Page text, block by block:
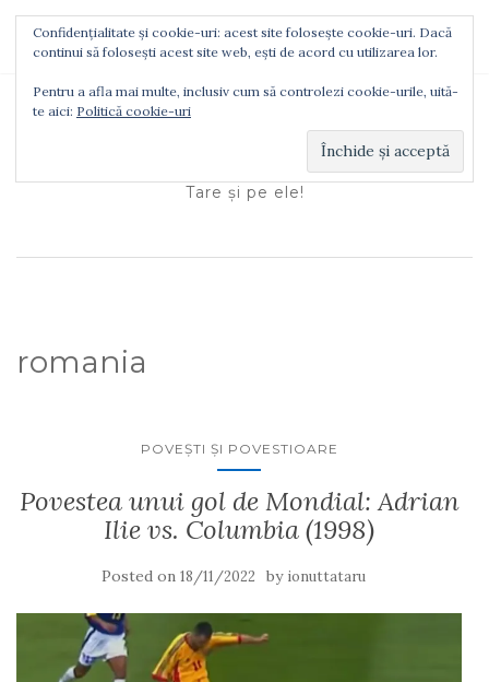
TOGGLE NAVIGATION
Ionuţ Tătaru
Tare şi pe ele!
romania
POVEŞTI ŞI POVESTIOARE
Povestea unui gol de Mondial: Adrian
Ilie vs. Columbia (1998)
Posted on 18/11/2022 by ionuttataru
Confidențialitate și cookie-uri: acest site folosește cookie-uri. Dacă
continui să folosești acest site web, ești de acord cu utilizarea lor.
Pentru a afla mai multe, inclusiv cum să controlezi cookie-urile, uită-
te aici: Politică cookie-uri